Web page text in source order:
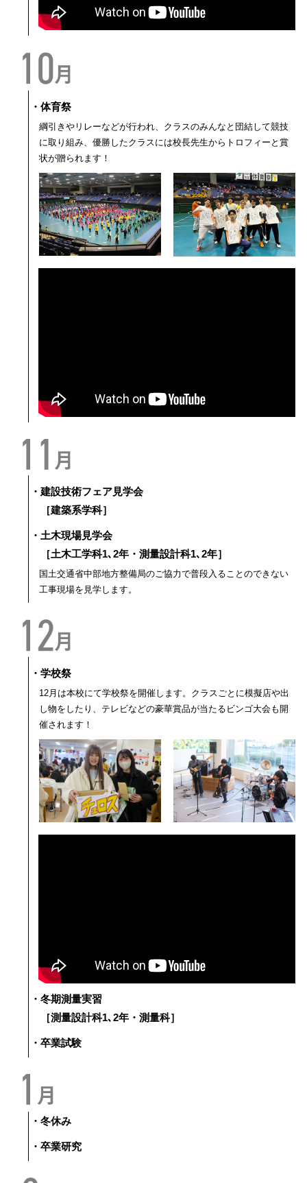
・体育祭
綱引きやリレーなどが行われ、クラスのみんなと団結して競技
に取り組み、優勝したクラスには校長先生からトロフィーと賞
状が贈られます！
・建設技術フェア見学会
［建築系学科］
・土木現場見学会
［土木工学科1､2年・測量設計科1､2年］
国土交通省中部地方整備局のご協力で普段入ることのできない
工事現場を見学します。
・学校祭
12月は本校にて学校祭を開催します。クラスごとに模擬店や出
し物をしたり、テレビなどの豪華賞品が当たるビンゴ大会も開
催されます！
・冬期測量実習
［測量設計科1､2年・測量科］
・卒業試験
・冬休み
・卒業研究